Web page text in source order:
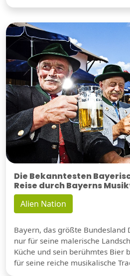
Die Bekanntesten
Reise durch Bayerns
Alien Nation
Bayern, das größte Bundesland
nur für seine malerische
Küche und sein berühmtes Bier
für seine reiche musikalische